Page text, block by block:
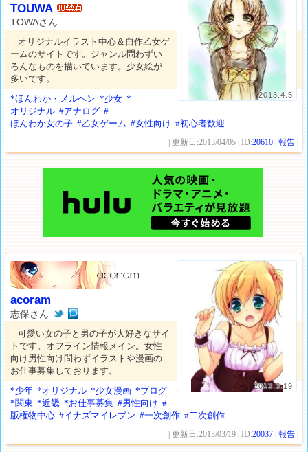
2013.4.5
TOUWA
TOWAさん
オリジナルイラスト中心＆自作乙女ゲ
ームのサイトです。ジャンル問わずい
ろんなものを描いています。少女絵が
多いです。
*ほんわか・メルヘン *少女 *
オリジナル #アナログ #
ほんわか女の子 #乙女ゲーム #女性向け #初心者歓迎 ...
| 更新日:2013/04/05 | ID:20610 |報告
2013.3.19
acoram
志保さん
可愛い女の子と男の子が大好きなサイ
トです。オフライン情報メイン。女性
向け男性向け問わずイラストや漫画の
お仕事募集しております。
*少年 *オリジナル *少女漫画 *ブログ
*関東 *近畿 *お仕事募集 #男性向け #
版権物中心 #イナズマイレブン #一次創作 #二次創作 ...
| 更新日:2013/03/19 | ID:20037 |報告